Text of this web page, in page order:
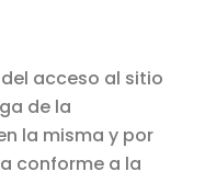
acceso al sitio
de la
la misma y por
conforme a la